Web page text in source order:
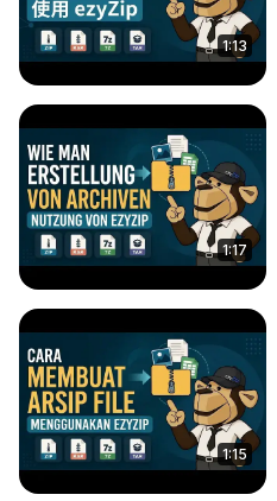
1:13
1:17
1:15